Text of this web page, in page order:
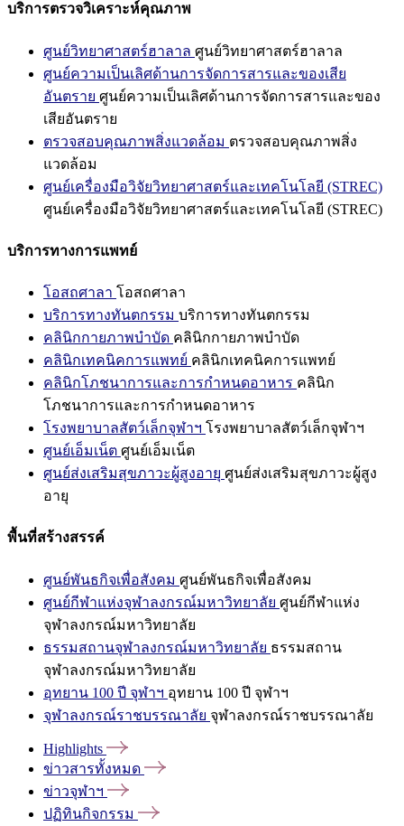
บริการตรวจวิเคราะห์คุณภาพ
ศูนย์วิทยาศาสตร์ฮาลาล ศูนย์วิทยาศาสตร์ฮาลาล
ศูนย์ความเป็นเลิศด้านการจัดการสารและของเสีย
อันตราย ศูนย์ความเป็นเลิศด้านการจัดการสารและของ
เสียอันตราย
ตรวจสอบคุณภาพสิ่งแวดล้อม ตรวจสอบคุณภาพสิ่ง
แวดล้อม
ศูนย์เครื่องมือวิจัยวิทยาศาสตร์และเทคโนโลยี (STREC)
ศูนย์เครื่องมือวิจัยวิทยาศาสตร์และเทคโนโลยี (STREC)
บริการทางการแพทย์
โอสถศาลา โอสถศาลา
บริการทางทันตกรรม บริการทางทันตกรรม
คลินิกกายภาพบำบัด คลินิกกายภาพบำบัด
คลินิกเทคนิคการแพทย์ คลินิกเทคนิคการแพทย์
คลินิกโภชนาการและการกำหนดอาหาร คลินิก
โภชนาการและการกำหนดอาหาร
โรงพยาบาลสัตว์เล็กจุฬาฯ โรงพยาบาลสัตว์เล็กจุฬาฯ
ศูนย์เอ็มเน็ต ศูนย์เอ็มเน็ต
ศูนย์ส่งเสริมสุขภาวะผู้สูงอายุ ศูนย์ส่งเสริมสุขภาวะผู้สูง
อายุ
พื้นที่สร้างสรรค์
ศูนย์พันธกิจเพื่อสังคม ศูนย์พันธกิจเพื่อสังคม
ศูนย์กีฬาแห่งจุฬาลงกรณ์มหาวิทยาลัย ศูนย์กีฬาแห่ง
จุฬาลงกรณ์มหาวิทยาลัย
ธรรมสถานจุฬาลงกรณ์มหาวิทยาลัย ธรรมสถาน
จุฬาลงกรณ์มหาวิทยาลัย
อุทยาน 100 ปี จุฬาฯ อุทยาน 100 ปี จุฬาฯ
จุฬาลงกรณ์ราชบรรณาลัย จุฬาลงกรณ์ราชบรรณาลัย
Highlights
ข่าวสารทั้งหมด
ข่าวจุฬาฯ
ปฏิทินกิจกรรม